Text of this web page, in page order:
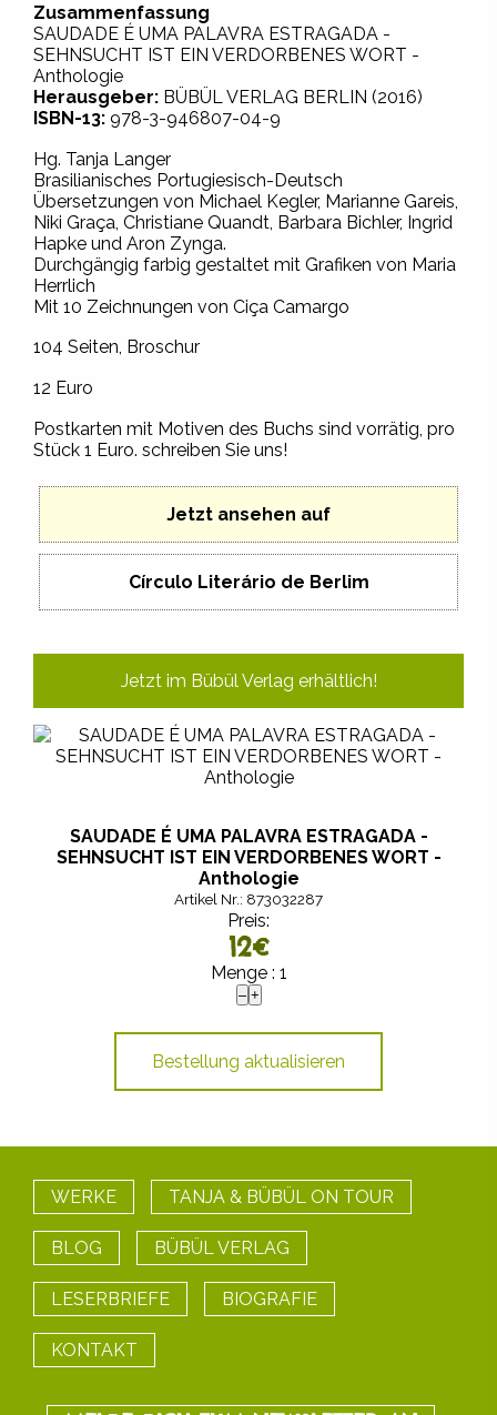
Zusammenfassung
SAUDADE É UMA PALAVRA ESTRAGADA -
SEHNSUCHT IST EIN VERDORBENES WORT -
Anthologie
Herausgeber: BÜBÜL VERLAG BERLIN (2016)
ISBN-13: 978-3-946807-04-9
Hg. Tanja Langer
Brasilianisches Portugiesisch-Deutsch
Übersetzungen von Michael Kegler, Marianne Gareis,
Niki Graça, Christiane Quandt, Barbara Bichler, Ingrid
Hapke und Aron Zynga.
Durchgängig farbig gestaltet mit Grafiken von Maria
Herrlich
Mit 10 Zeichnungen von Ciça Camargo
104 Seiten, Broschur
12 Euro
Postkarten mit Motiven des Buchs sind vorrätig, pro
Stück 1 Euro. schreiben Sie uns!
Jetzt ansehen auf
Círculo Literário de Berlim
Jetzt im Bübül Verlag erhältlich!
SAUDADE É UMA PALAVRA ESTRAGADA -
SEHNSUCHT IST EIN VERDORBENES WORT -
Anthologie
Artikel Nr.: 873032287
Preis:
12€
Menge : 1
WERKE TANJA & BÜBÜL ON TOUR
BLOG BÜBÜL VERLAG
LESERBRIEFE BIOGRAFIE
KONTAKT